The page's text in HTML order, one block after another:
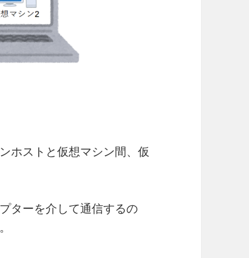
ホストと仮想マシン間、仮
ターを介して通信するの